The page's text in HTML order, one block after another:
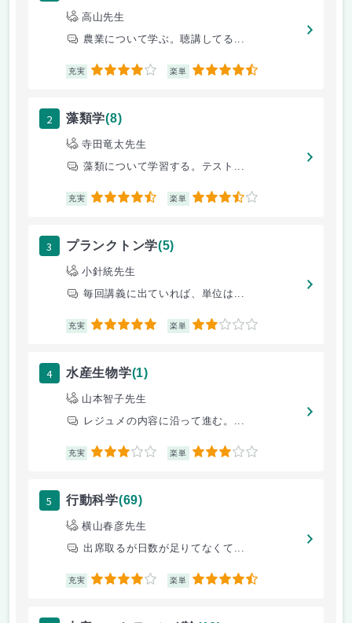
高山先生
農業について学ぶ。聴講してる...
充実 4 楽単 4.5
2 藻類学(8)
寺田竜太先生
藻類について学習する。テスト...
充実 4.5 楽単 3.5
3 プランクトン学(5)
小針統先生
毎回講義に出ていれば、単位は...
充実 5 楽単 2
4 水産生物学(1)
山本智子先生
レジュメの内容に沿って進む。...
充実 3 楽単 3
5 行動科学(69)
横山春彦先生
出席取るが日数が足りてなくて...
充実 4 楽単 4.5